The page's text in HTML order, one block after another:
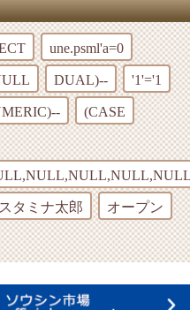
une.psml'a=0
DUAL)-- '1'='1
(CASE
スタミナ太郎 オープン